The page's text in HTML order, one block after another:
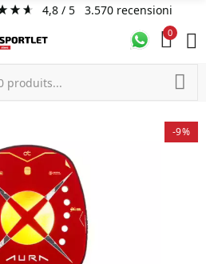
4,8/ 5 3.570 recensioni
0
-9%